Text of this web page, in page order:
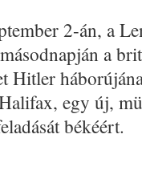
2-án, a
a
Hitler
egy új,
békéért.